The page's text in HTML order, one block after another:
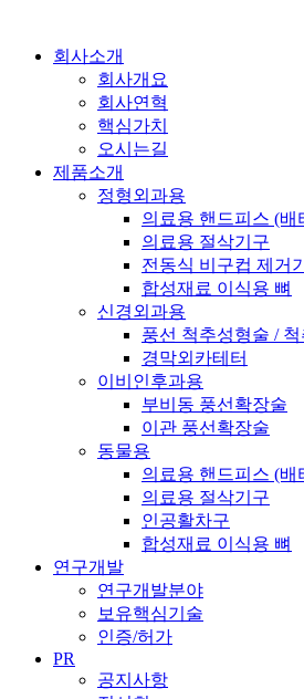
Close
회사소개
회사개요
회사연혁
핵심가치
오시는길
제품소개
정형외과용
의료용 핸드피스 (배
의료용 절삭기구
전동식 비구컵 제거기
합성재료 이식용 뼈
신경외과용
풍선 척추성형술 /
경막외카테터
이비인후과용
부비동 풍선확장술
이관 풍선확장술
동물용
의료용 핸드피스 (배
의료용 절삭기구
인공활차구
합성재료 이식용 뼈
연구개발
연구개발분야
보유핵심기술
인증/허가
PR
공지사항